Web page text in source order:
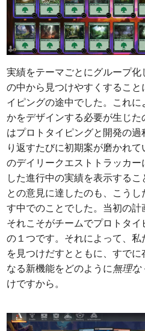
実績をテーマごとにグループ
の中から見つけやすくするこ
イピングの途中でした。これ
かをデザインする必要が生じ
はプロトタイピングと開発の
り返すたびに初期案が磨かれ
のデイリークエストトラッカ
した進行中の実績を表示する
との意見に達したのも、こう
す中でのことでした。当初の計
それこそがチームでプロトタ
の１つです。それによって、
を見つけだすとともに、すで
なる新機能をどのように無理な
けですから。